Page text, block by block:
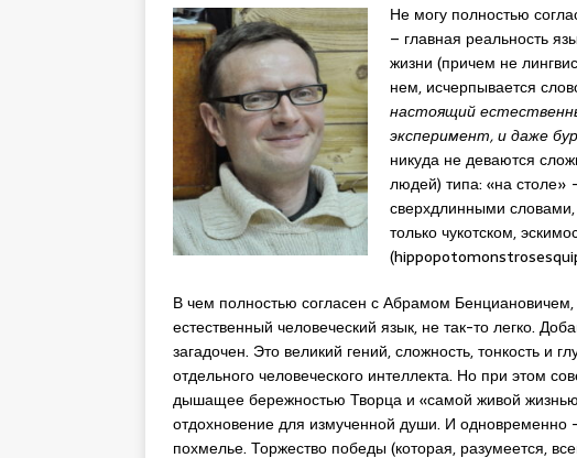
Не могу полностью
– главная реальность
жизни (причем не
нем, исчерпывается
настоящий
эксперимент, и даже
никуда не деваются
людей) типа: «на столе»
сверхдлинными словами,
только чукотском,
В чем полностью согласен с Абрамом Бенциановичем,
естественный человеческий язык, не так-то легко.
загадочен. Это великий гений, сложность, тонкость и
отдельного человеческого интеллекта. Но при этом
дышащее бережностью Творца и «самой живой
отдохновение для измученной души. И одновременно
похмелье. Торжество победы (которая, разумеется,